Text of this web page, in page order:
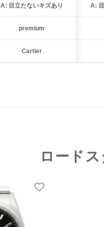
A: 目立たないキズあり A:
premium
Cartier
ロード